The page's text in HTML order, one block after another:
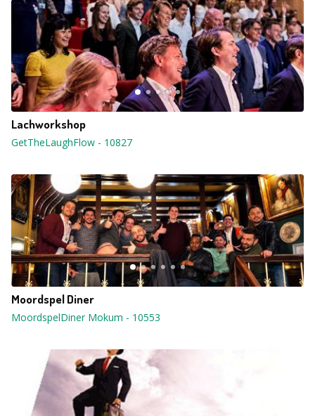
Lachworkshop
GetTheLaughFlow - 10827
Moordspel Diner
MoordspelDiner Mokum - 10553